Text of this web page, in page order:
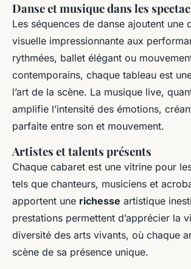
Danse et musique dans les
Les séquences de danse ajoutent une
visuelle impressionnante aux
rythmées, ballet élégant ou
contemporains, chaque tableau est
l’art de la scène. La musique live,
amplifie l’intensité des émotions,
parfaite entre son et mouvement.
Artistes et talents présents
Chaque cabaret est une vitrine pour
tels que chanteurs, musiciens et
apportent une richesse artistique
prestations permettent d’apprécier la
diversité des arts vivants, où chaque
scène de sa présence unique.